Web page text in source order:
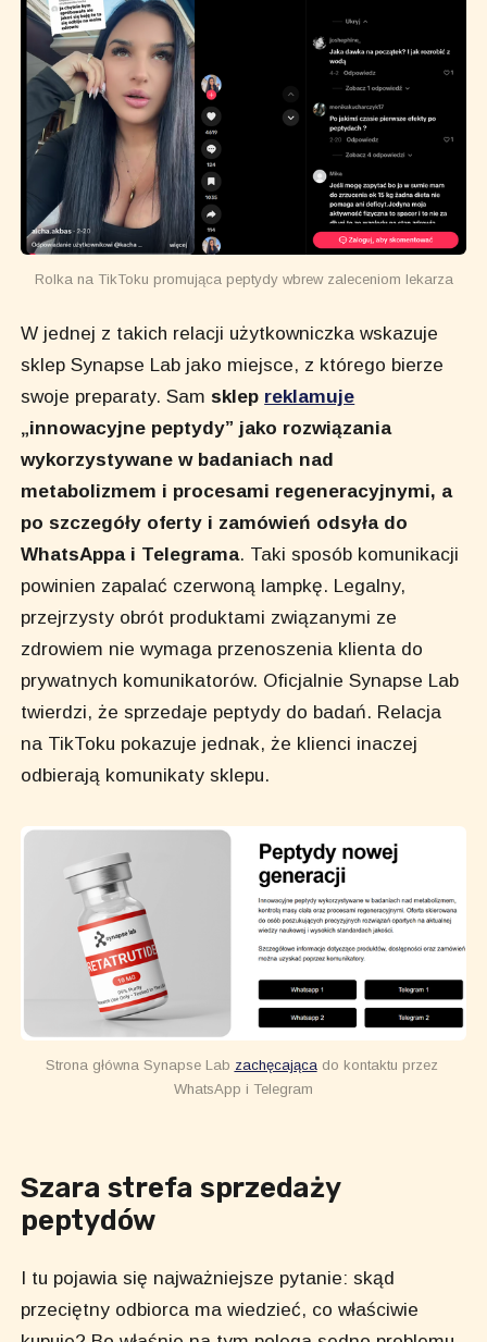
Rolka na TikToku promująca peptydy wbrew zaleceniom lekarza
W jednej z takich relacji użytkowniczka wskazuje
sklep Synapse Lab jako miejsce, z którego bierze
swoje preparaty. Samsklep reklamuje
„innowacyjne peptydy” jako rozwiązania
wykorzystywane w badaniach nad
metabolizmem i procesami regeneracyjnymi, a
po szczegóły oferty i zamówień odsyła do
WhatsAppa i Telegrama. Taki sposób komunikacji
powinien zapalać czerwoną lampkę. Legalny,
przejrzysty obrót produktami związanymi ze
zdrowiem nie wymaga przenoszenia klienta do
prywatnych komunikatorów. Oficjalnie Synapse Lab
twierdzi, że sprzedaje peptydy do badań. Relacja
na TikToku pokazuje jednak, że klienci inaczej
odbierają komunikaty sklepu.
Strona główna Synapse Lab zachęcająca do kontaktu przez
WhatsApp i Telegram
Szara strefa sprzedaży
peptydów
I tu pojawia się najważniejsze pytanie: skąd
przeciętny odbiorca ma wiedzieć, co właściwie